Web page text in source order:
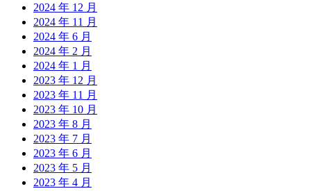
2024 年 12 月
2024 年 11 月
2024 年 6 月
2024 年 2 月
2024 年 1 月
2023 年 12 月
2023 年 11 月
2023 年 10 月
2023 年 8 月
2023 年 7 月
2023 年 6 月
2023 年 5 月
2023 年 4 月